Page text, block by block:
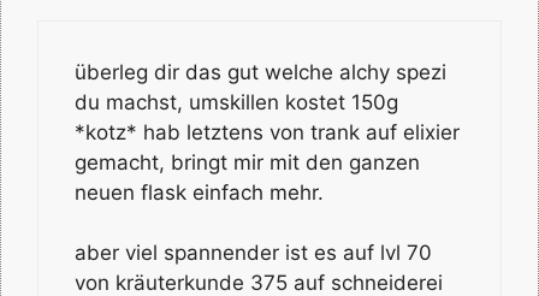
überleg dir das gut welche alchy spezi
du machst, umskillen kostet 150g
*kotz* hab letztens von trank auf elixier
gemacht, bringt mir mit den ganzen
neuen flask einfach mehr.
aber viel spannender ist es auf lvl 70
von kräuterkunde 375 auf schneiderei